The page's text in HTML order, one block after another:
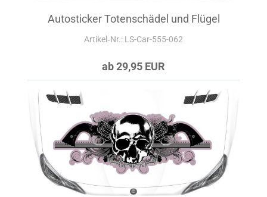
Autosticker Totenschädel und Flügel
Artikel‑Nr.: LS-Car-555-062
ab 29,95 EUR